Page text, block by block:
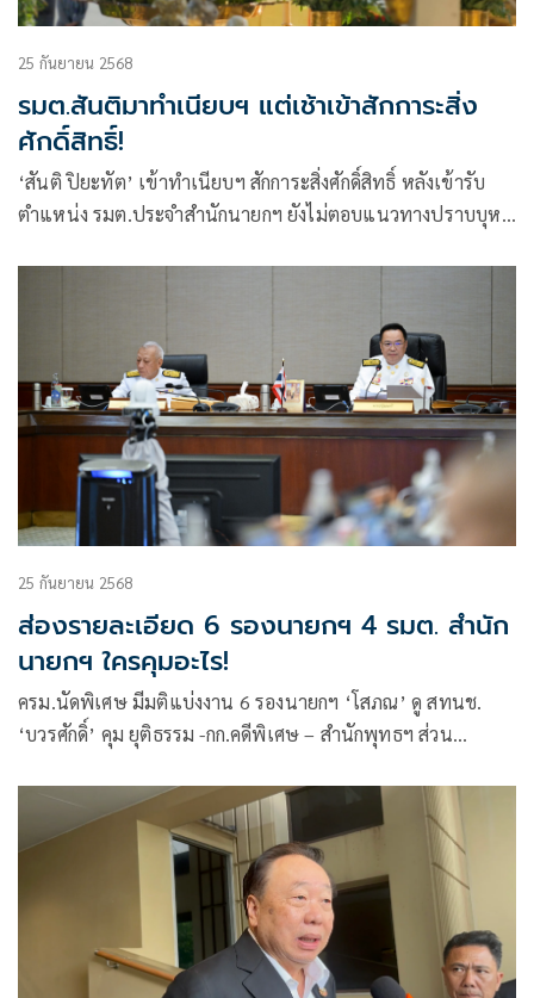
25 กันยายน 2568
รมต.สันติมาทำเนียบฯ แต่เช้าเข้าสักการะสิ่ง
ศักดิ์สิทธิ์!
‘สันติ ปิยะทัต’ เข้าทำเนียบฯ สักการะสิ่งศักดิ์สิทธิ์ หลังเข้ารับ
ตำแหน่ง รมต.ประจำสำนักนายกฯ ยังไม่ตอบแนวทางปราบบุหรี่
25 กันยายน 2568
ส่องรายละเอียด 6 รองนายกฯ 4 รมต. สำนัก
นายกฯ ใครคุมอะไร!
ครม.นัดพิเศษ มีมติแบ่งงาน​ 6 รองนายกฯ ‘โสภณ’ ดู สทนช.​
‘บวรศักดิ์​’ คุม​ ยุติธรรม​ -​กก.คดีพิเศษ – สำนักพุทธฯ​ ส่วน
‘ศุภมาส’ ดูแลสื่อ ‘สันติ’ ดู สคบ.